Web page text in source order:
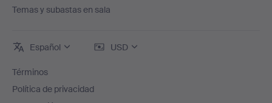
Temas y subastas en sala
Español USD
Términos
Política de privacidad